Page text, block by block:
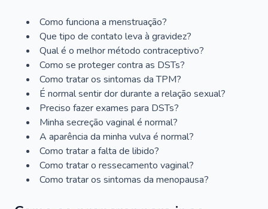
Como funciona a menstruação?
Que tipo de contato leva à gravidez?
Qual é o melhor método contraceptivo?
Como se proteger contra as DSTs?
Como tratar os sintomas da TPM?
É normal sentir dor durante a relação sexual?
Preciso fazer exames para DSTs?
Minha secreção vaginal é normal?
A aparência da minha vulva é normal?
Como tratar a falta de libido?
Como tratar o ressecamento vaginal?
Como tratar os sintomas da menopausa?